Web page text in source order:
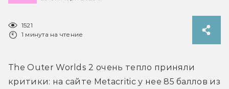
1521
1 минута на чтение
The Outer Worlds 2 очень тепло приняли
критики: на сайте Metacritic у нее 85 баллов из